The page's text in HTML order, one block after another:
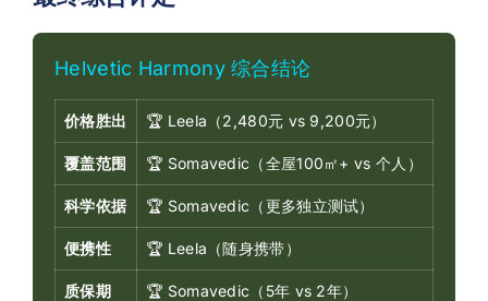
Helvetic Harmony 综合结论
价格胜出 🏆 Leela（2,480元 vs 9,200元）
覆盖范围 🏆 Somavedic（全屋100㎡+ vs 个人）
科学依据 🏆 Somavedic（更多独立测试）
便携性 🏆 Leela（随身携带）
质保期 🏆 Somavedic（5年 vs 2年）